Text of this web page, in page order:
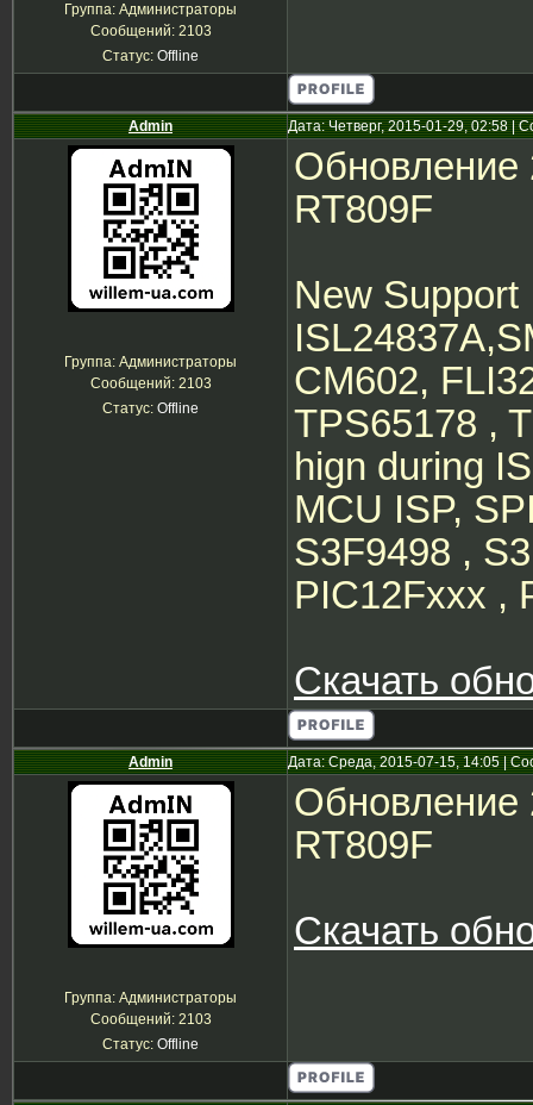
Группа: Администраторы
Сообщений: 2103
Статус: Offline
Admin Дата: Четверг, 2015-01-29, 02:58 |
Группа: Администраторы
Сообщений: 2103
Статус: Offline
Обновление
RT809F
New Support
CM602,
TPS65178 ,
hign during
MCU ISP,
S3F9498 ,
PIC12Fxxx ,
Скачать
Admin Дата: Среда, 2015-07-15, 14:05 |
Группа: Администраторы
Сообщений: 2103
Статус: Offline
Обновление
RT809F
Скачать